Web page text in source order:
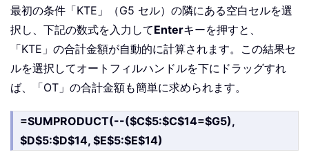
最初の条件「KTE」（G5 セル）の隣にある空白セルを選
択し、下記の数式を入力してEnterキーを押すと、
「KTE」の合計金額が自動的に計算されます。この結果セ
ルを選択してオートフィルハンドルを下にドラッグすれ
ば、「OT」の合計金額も簡単に求められます。
=SUMPRODUCT(--($C$5:$C$14=$G5),
$D$5:$D$14, $E$5:$E$14)